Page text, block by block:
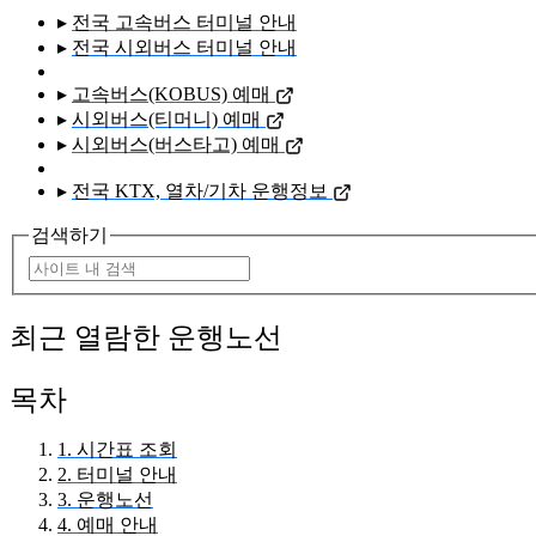
▸ 전국 고속버스 터미널 안내
▸ 전국 시외버스 터미널 안내
▸ 고속버스(KOBUS) 예매
▸ 시외버스(티머니) 예매
▸ 시외버스(버스타고) 예매
▸ 전국 KTX, 열차/기차 운행정보
검색하기
최근 열람한 운행노선
목차
1. 시간표 조회
2. 터미널 안내
3. 운행노선
4. 예매 안내